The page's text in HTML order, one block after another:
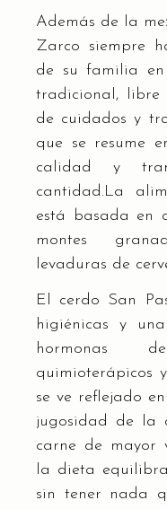
Además de la
Zarco siempre
de su familia
tradicional, libre
de cuidados y
que se resume
calidad y
cantidad.La
está basada en
montes
levaduras de
El cerdo San
higiénicas y
hormonas
quimioterápicos
se ve reflejado
jugosidad de la
carne de mayor
la dieta
sin tener nada